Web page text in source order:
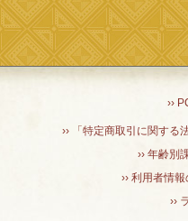
››
›› 「特定商取引に関する
›› 年齢別
›› 利用者情
››